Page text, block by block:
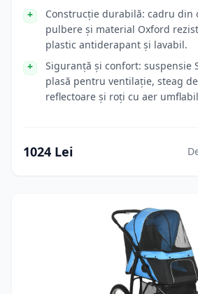
Construcție durabilă: cadru din
pulbere și material Oxford
plastic antiderapant și lavabil.
Siguranță și confort: suspensie
plasă pentru ventilație, steag
reflectoare și roți cu aer
1024 Lei